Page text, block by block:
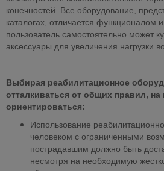
конечностей. Все оборудование,
каталогах, отличается функционалом
пользователь самостоятельно может
аксессуары для увеличения нагрузки
Выбирая реабилитационное
отталкиваться от общих правил, на
ориентироваться:
Использование
человеком с ограниченными
пострадавшим должно быть
несмотря на необходимую